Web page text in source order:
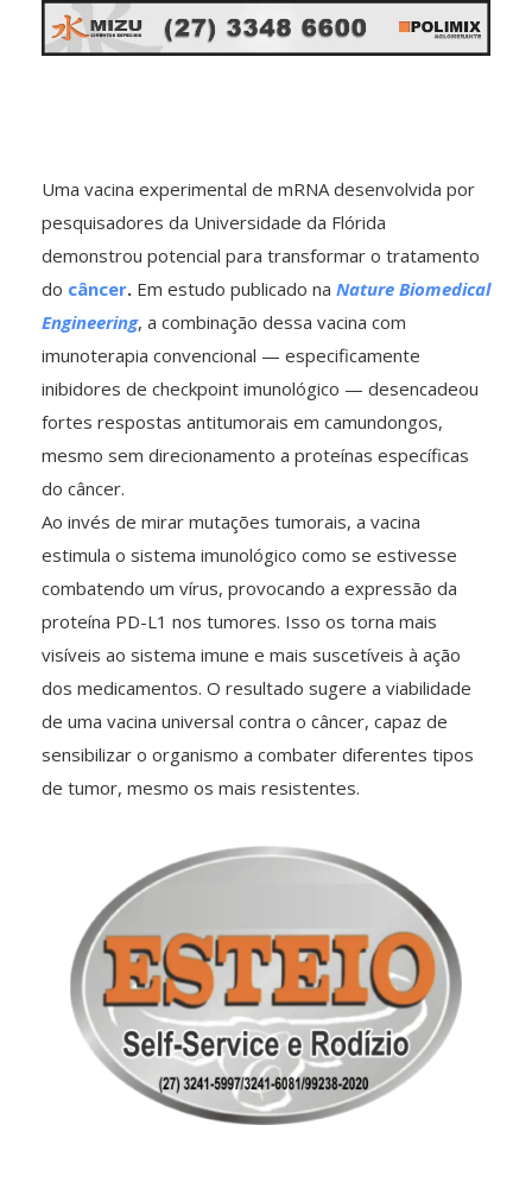
Uma vacina experimental de mRNA desenvolvida por
pesquisadores da Universidade da Flórida
demonstrou potencial para transformar o tratamento
do câncer. Em estudo publicado na Nature Biomedical
Engineering, a combinação dessa vacina com
imunoterapia convencional — especificamente
inibidores de checkpoint imunológico — desencadeou
fortes respostas antitumorais em camundongos,
mesmo sem direcionamento a proteínas específicas
do câncer.
Ao invés de mirar mutações tumorais, a vacina
estimula o sistema imunológico como se estivesse
combatendo um vírus, provocando a expressão da
proteína PD-L1 nos tumores. Isso os torna mais
visíveis ao sistema imune e mais suscetíveis à ação
dos medicamentos. O resultado sugere a viabilidade
de uma vacina universal contra o câncer, capaz de
sensibilizar o organismo a combater diferentes tipos
de tumor, mesmo os mais resistentes.